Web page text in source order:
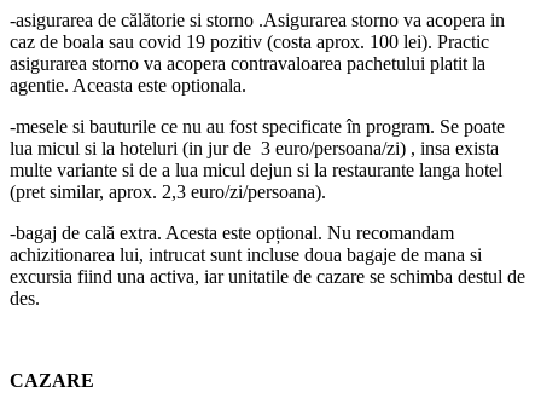
-asigurarea de călătorie si storno .Asigurarea storno va acopera in
caz de boala sau covid 19 pozitiv (costa aprox. 100 lei). Practic
asigurarea storno va acopera contravaloarea pachetului platit la
agentie. Aceasta este optionala.
-mesele si bauturile ce nu au fost specificate în program. Se poate
lua micul si la hoteluri (in jur de 3 euro/persoana/zi) , insa exista
multe variante si de a lua micul dejun si la restaurante langa hotel
(pret similar, aprox. 2,3 euro/zi/persoana).
-bagaj de cală extra. Acesta este opțional. Nu recomandam
achizitionarea lui, intrucat sunt incluse doua bagaje de mana si
excursia fiind una activa, iar unitatile de cazare se schimba destul de
des.
CAZARE